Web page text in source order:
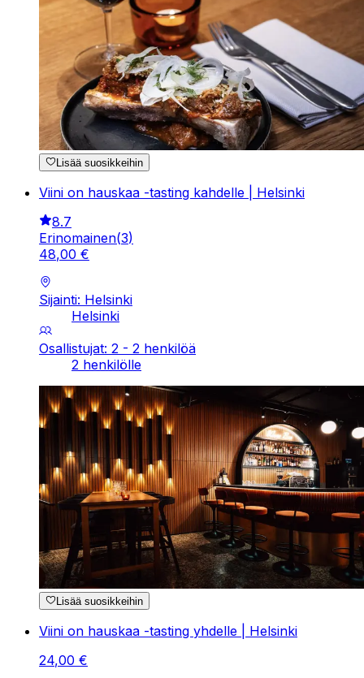
Lisää suosikkeihin
Viini on hauskaa -tasting kahdelle | Helsinki
8.7
Erinomainen(3)
48,00 €
Sijainti: Helsinki
Helsinki
Osallistujat: 2 - 2 henkilöä
2 henkilölle
Lisää suosikkeihin
Viini on hauskaa -tasting yhdelle | Helsinki
24,00 €